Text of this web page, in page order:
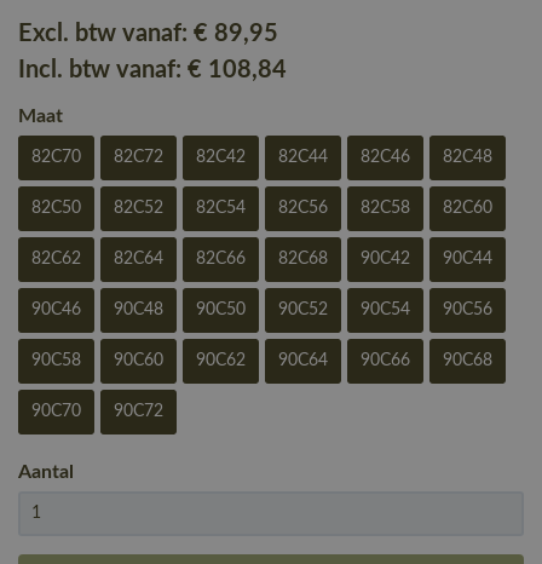
Excl. btw vanaf: € 89,95
Incl. btw vanaf: € 108,84
Maat
82C70 82C72 82C42 82C44 82C46 82C48
82C50 82C52 82C54 82C56 82C58 82C60
82C62 82C64 82C66 82C68 90C42 90C44
90C46 90C48 90C50 90C52 90C54 90C56
90C58 90C60 90C62 90C64 90C66 90C68
90C70 90C72
Aantal